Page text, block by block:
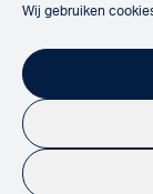
Wij gebruiken